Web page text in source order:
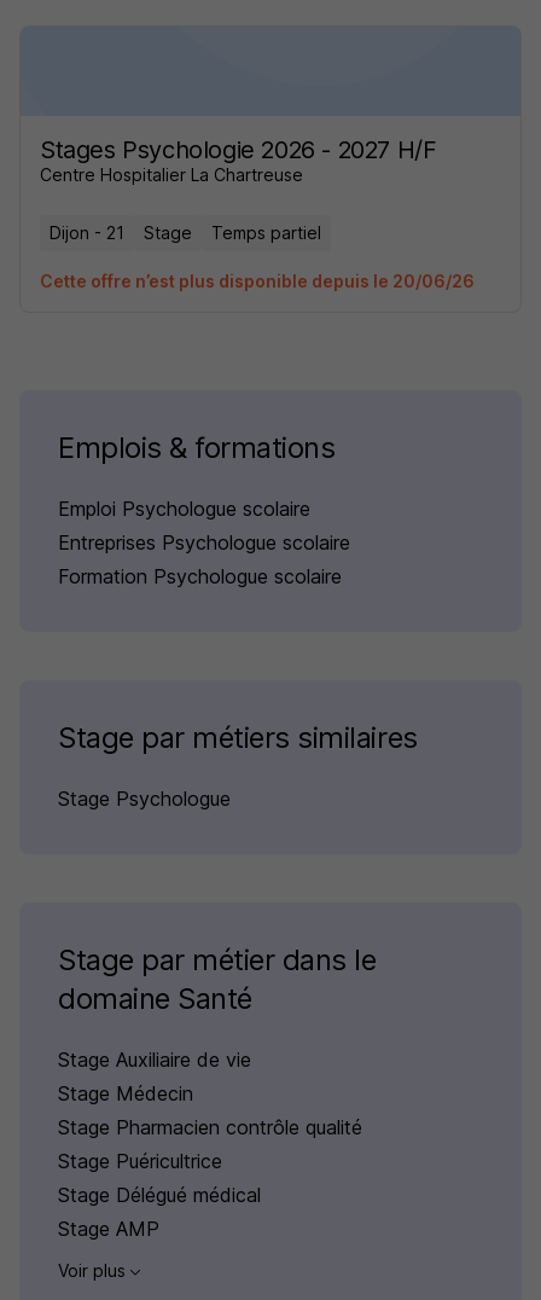
Stages Psychologie 2026 - 2027 H/F
Centre Hospitalier La Chartreuse
Dijon - 21 Stage Temps partiel
Cette offre n’est plus disponible depuis le 20/06/26
Emplois & formations
Emploi Psychologue scolaire
Entreprises Psychologue scolaire
Formation Psychologue scolaire
Stage par métiers similaires
Stage Psychologue
Stage par métier dans le
domaine Santé
Stage Auxiliaire de vie
Stage Médecin
Stage Pharmacien contrôle qualité
Stage Puéricultrice
Stage Délégué médical
Stage AMP
Voir plus